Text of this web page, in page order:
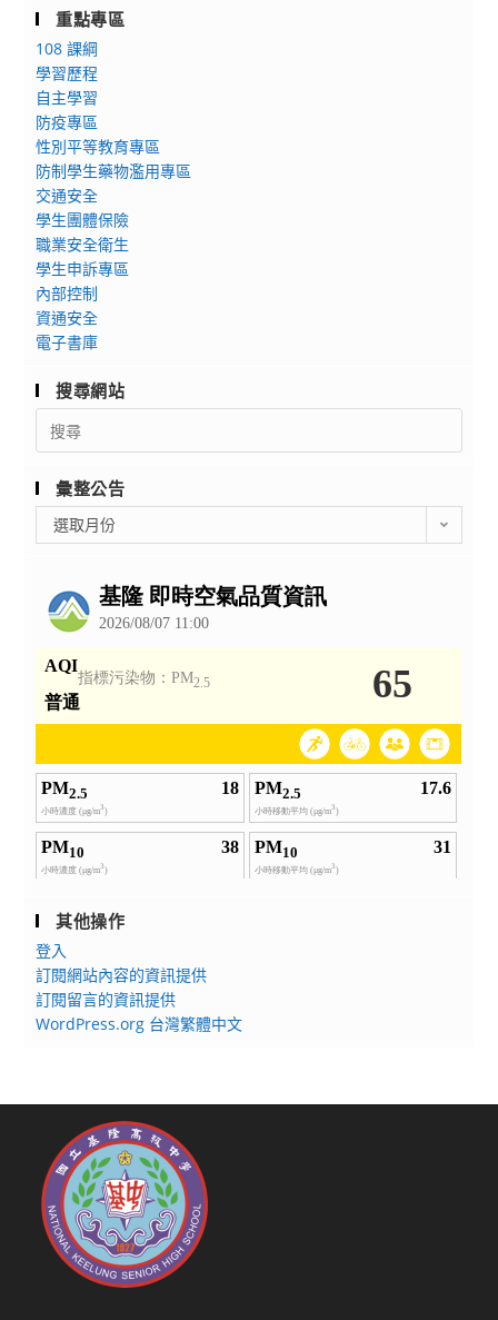
重點專區
108 課綱
學習歷程
自主學習
防疫專區
性別平等教育專區
防制學生藥物濫用專區
交通安全
學生團體保險
職業安全衛生
學生申訴專區
內部控制
資通安全
電子書庫
搜尋網站
Search
for:
彙整公告
整
選取月份
其他操作
登入
訂閱網站內容的資訊提供
訂閱留言的資訊提供
WordPress.org 台灣繁體中文